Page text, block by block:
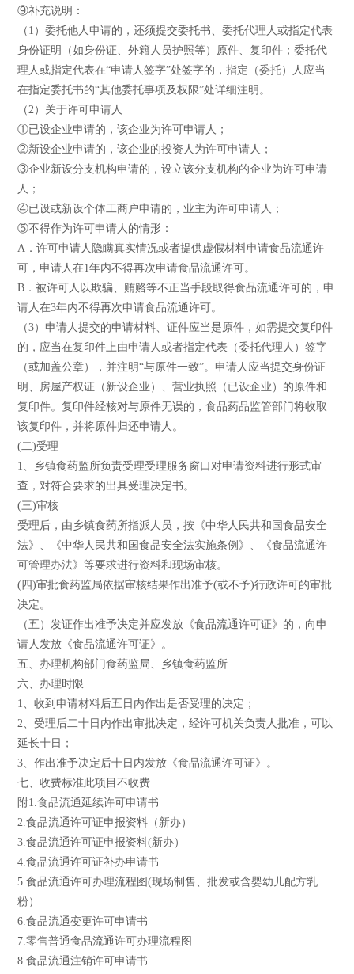
⑨补充说明：
（1）委托他人申请的，还须提交委托书、委托代理人或指定代表
身份证明（如身份证、外籍人员护照等）原件、复印件；委托代
理人或指定代表在“申请人签字”处签字的，指定（委托）人应当
在指定委托书的“其他委托事项及权限”处详细注明。
（2）关于许可申请人
①已设企业申请的，该企业为许可申请人；
②新设企业申请的，该企业的投资人为许可申请人；
③企业新设分支机构申请的，设立该分支机构的企业为许可申请
人；
④已设或新设个体工商户申请的，业主为许可申请人；
⑤不得作为许可申请人的情形：
A．许可申请人隐瞒真实情况或者提供虚假材料申请食品流通许
可，申请人在1年内不得再次申请食品流通许可。
B．被许可人以欺骗、贿赂等不正当手段取得食品流通许可的，申
请人在3年内不得再次申请食品流通许可。
（3）申请人提交的申请材料、证件应当是原件，如需提交复印件
的，应当在复印件上由申请人或者指定代表（委托代理人）签字
（或加盖公章），并注明“与原件一致”。申请人应当提交身份证
明、房屋产权证（新设企业）、营业执照（已设企业）的原件和
复印件。复印件经核对与原件无误的，食品药品监管部门将收取
该复印件，并将原件归还申请人。
(二)受理
1、乡镇食药监所负责受理受理服务窗口对申请资料进行形式审
查，对符合要求的出具受理决定书。
(三)审核
受理后，由乡镇食药所指派人员，按《中华人民共和国食品安全
法》、《中华人民共和国食品安全法实施条例》、《食品流通许
可管理办法》等要求进行资料和现场审核。
(四)审批食药监局依据审核结果作出准予(或不予)行政许可的审批
决定。
（五）发证作出准予决定并应发放《食品流通许可证》的，向申
请人发放《食品流通许可证》。
五、办理机构部门食药监局、乡镇食药监所
六、办理时限
1、收到申请材料后五日内作出是否受理的决定；
2、受理后二十日内作出审批决定，经许可机关负责人批准，可以
延长十日；
3、作出准予决定后十日内发放《食品流通许可证》。
七、收费标准此项目不收费
附1.食品流通延续许可申请书
2.食品流通许可证申报资料（新办）
3.食品流通许可证申报资料(新办）
4.食品流通许可证补办申请书
5.食品流通许可办理流程图(现场制售、批发或含婴幼儿配方乳
粉）
6.食品流通变更许可申请书
7.零售普通食品流通许可办理流程图
8.食品流通注销许可申请书